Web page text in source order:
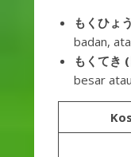
もくひょ
badan,
もくてき
besar